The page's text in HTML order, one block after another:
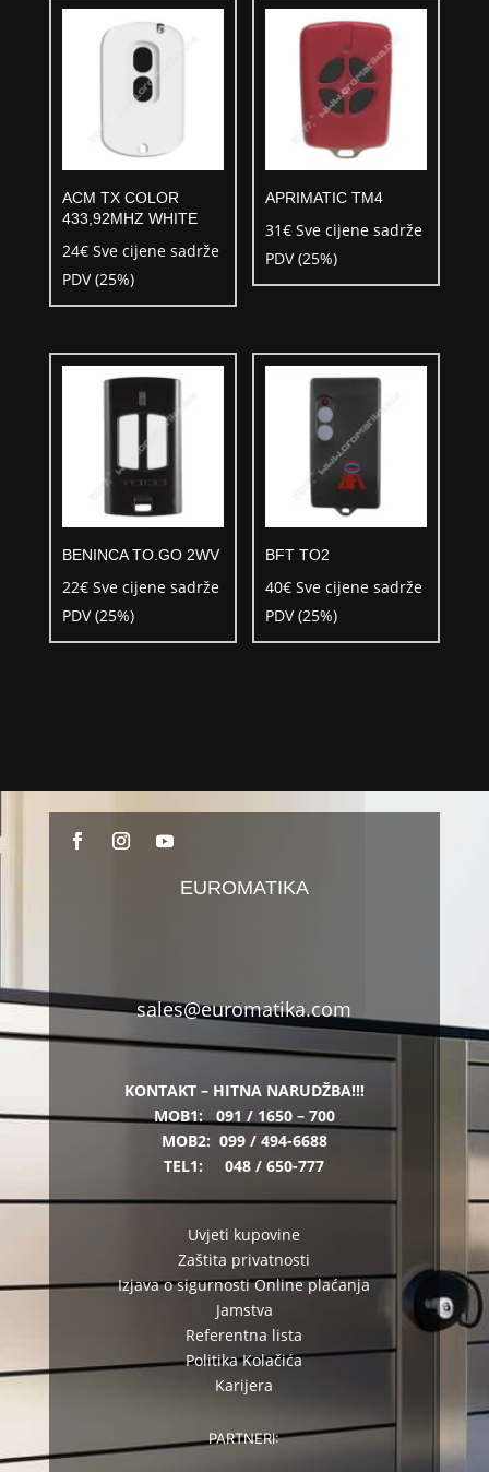
ACM TX COLOR
433,92MHZ WHITE
24€ Sve cijene sadrže
PDV (25%)
APRIMATIC TM4
31€ Sve cijene sadrže
PDV (25%)
BENINCA TO.GO 2WV
22€ Sve cijene sadrže
PDV (25%)
BFT TO2
40€ Sve cijene sadrže
PDV (25%)
EUROMATIKA
sales@euromatika.com
KONTAKT – HITNA NARUDŽBA!!!
MOB1:091 / 1650 – 700
MOB2: 099 / 494-6688
TEL1:048 / 650-777
Uvjeti kupovine
Zaštita privatnosti
Izjava o sigurnosti Online plaćanja
Jamstva
Referentna lista
Politika Kolačića
Karijera
PARTNERI: